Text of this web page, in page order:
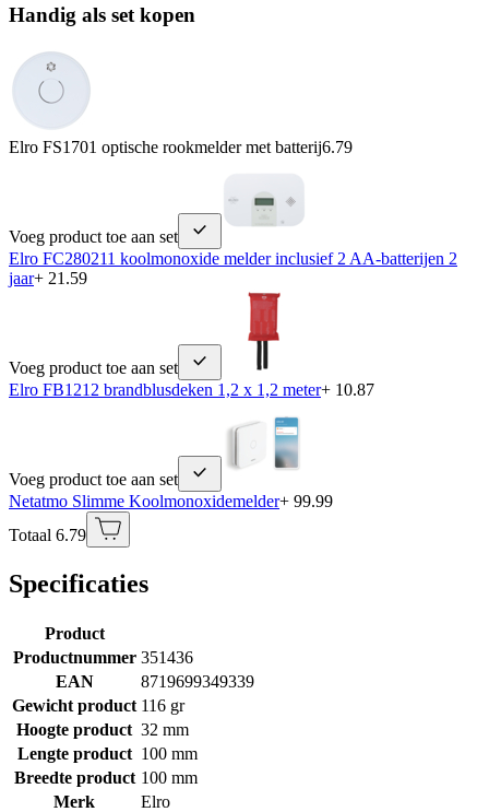
Handig als set kopen
Elro FS1701 optische rookmelder met batterij6.79
Voeg product toe aan set
Elro FC280211 koolmonoxide melder inclusief 2 AA-batterijen 2
jaar+ 21.59
Voeg product toe aan set
Elro FB1212 brandblusdeken 1,2 x 1,2 meter+ 10.87
Voeg product toe aan set
Netatmo Slimme Koolmonoxidemelder+ 99.99
Totaal 6.79
Specificaties
Product
Productnummer 351436
EAN
8719699349339
Gewicht product 116 gr
Hoogte product 32 mm
Lengte product 100 mm
Breedte product 100 mm
Merk
Elro